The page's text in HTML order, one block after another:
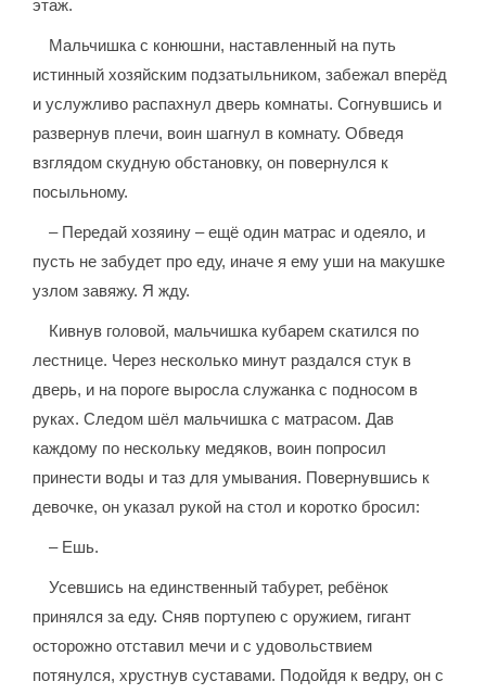
этаж.
Мальчишка с конюшни, наставленный на путь
истинный хозяйским подзатыльником, забежал вперёд
и услужливо распахнул дверь комнаты. Согнувшись и
развернув плечи, воин шагнул в комнату. Обведя
взглядом скудную обстановку, он повернулся к
посыльному.
– Передай хозяину – ещё один матрас и одеяло, и
пусть не забудет про еду, иначе я ему уши на макушке
узлом завяжу. Я жду.
Кивнув головой, мальчишка кубарем скатился по
лестнице. Через несколько минут раздался стук в
дверь, и на пороге выросла служанка с подносом в
руках. Следом шёл мальчишка с матрасом. Дав
каждому по нескольку медяков, воин попросил
принести воды и таз для умывания. Повернувшись к
девочке, он указал рукой на стол и коротко бросил:
– Ешь.
Усевшись на единственный табурет, ребёнок
принялся за еду. Сняв портупею с оружием, гигант
осторожно отставил мечи и с удовольствием
потянулся, хрустнув суставами. Подойдя к ведру, он с